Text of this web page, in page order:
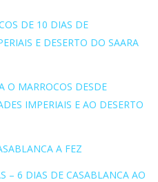
DE 10 DIAS DE
E DESERTO DO SAARA
O MARROCOS DESDE
IMPERIAIS E AO DESERTO
A FEZ
– 6 DIAS DE CASABLANCA AO